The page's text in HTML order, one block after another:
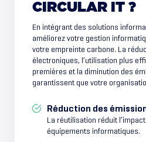
CIRCULAR IT ?
En intégrant des solutions
améliorez votre gestion
votre empreinte carbone. La
électroniques, l’utilisation plus
premières et la diminution des
garantissent que votre
Réduction des
La réutilisation réduit
équipements informatiques.